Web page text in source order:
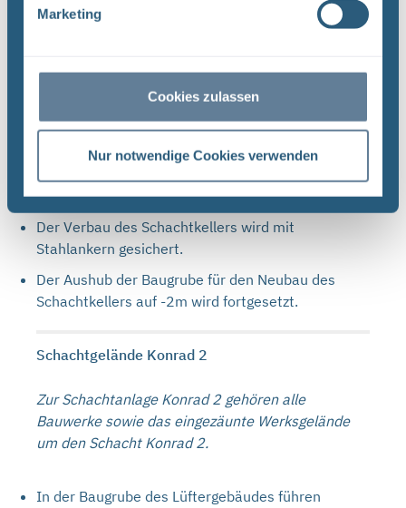
Marketing
Cookies zulassen
Nur notwendige Cookies verwenden
Ein Dienstleister schließt Trafos in der neuen
Die Schachtröhre von Schacht Konrad 2 muss vor
dem Neubau der Seilfahrtanlage qualifiziert und an
Der Verbau des Schachtkellers wird mit
Stahlankern gesichert.
Der Aushub der Baugrube für den Neubau des
Schachtkellers auf -2m wird fortgesetzt.
Schachtgelände Konrad 2
Zur Schachtanlage Konrad 2 gehören alle
Bauwerke sowie das eingezäunte Werksgelände
um den Schacht Konrad 2.
In der Baugrube des Lüftergebäudes führen